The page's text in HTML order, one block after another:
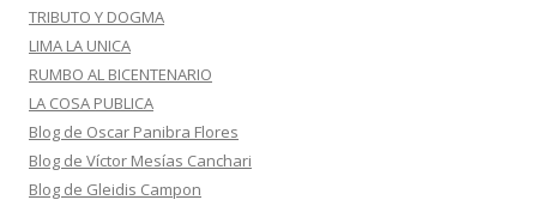
TRIBUTO Y DOGMA
LIMA LA UNICA
RUMBO AL BICENTENARIO
LA COSA PUBLICA
Blog de Oscar Panibra Flores
Blog de Víctor Mesías Canchari
Blog de Gleidis Campon